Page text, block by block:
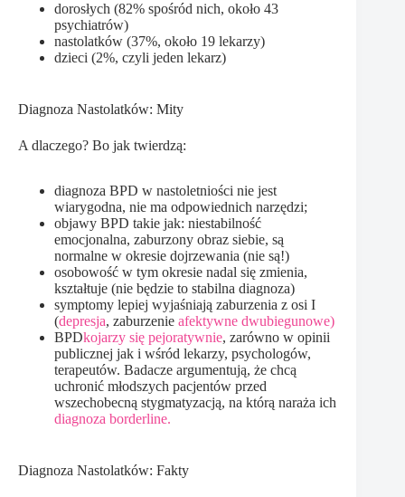
dorosłych (82% spośród nich, około 43
psychiatrów)
nastolatków (37%, około 19 lekarzy)
dzieci (2%, czyli jeden lekarz)
Diagnoza Nastolatków: Mity
A dlaczego? Bo jak twierdzą:
diagnoza BPD w nastoletniości nie jest
wiarygodna, nie ma odpowiednich narzędzi;
objawy BPD takie jak: niestabilność
emocjonalna, zaburzony obraz siebie, są
normalne w okresie dojrzewania (nie są!)
osobowość w tym okresie nadal się zmienia,
kształtuje (nie będzie to stabilna diagnoza)
symptomy lepiej wyjaśniają zaburzenia z osi I
(depresja, zaburzenie afektywne dwubiegunowe)
BPDkojarzy się pejoratywnie, zarówno w opinii
publicznej jak i wśród lekarzy, psychologów,
terapeutów. Badacze argumentują, że chcą
uchronić młodszych pacjentów przed
wszechobecną stygmatyzacją, na którą naraża ich
diagnoza borderline.
Diagnoza Nastolatków: Fakty